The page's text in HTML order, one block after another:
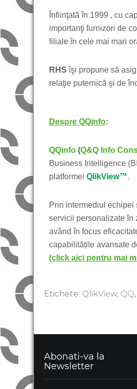
Înfiinţată în 1999 , cu
importanţi furnizori de
filiale în cele mai mari
RHS îşi propune să
relaţie puternică şi de
Despre QQinfo:
QQinfo (Q&Q Info
Business Intelligence
platformei QlikView™.
Prin intermediul echipei
servicii personalizate în
având în focus
capabilitățile avansate
(click aici pentru mai
Etichete: QlikView, QQ,
Abonati-va la
Newsletter